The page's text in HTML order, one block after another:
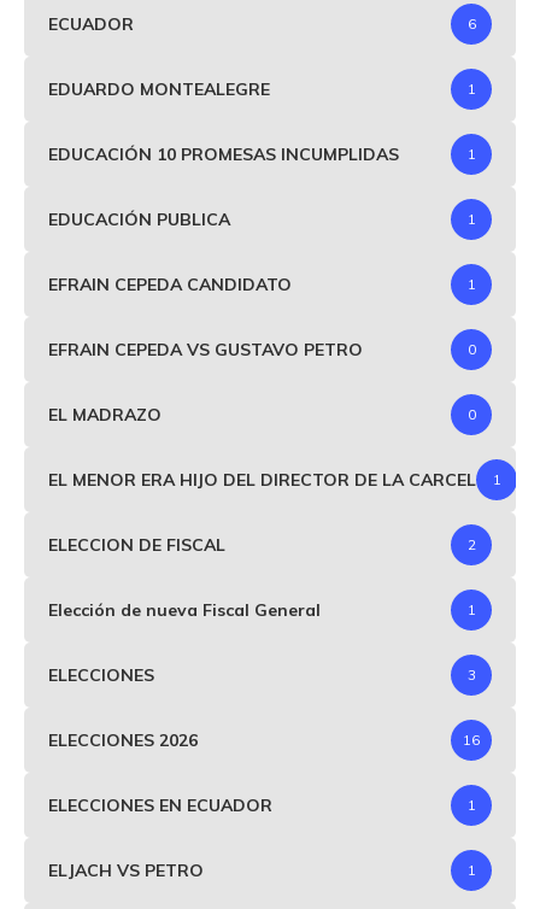
ECUADOR 6
EDUARDO MONTEALEGRE 1
EDUCACIÓN 10 PROMESAS INCUMPLIDAS 1
EDUCACIÓN PUBLICA 1
EFRAIN CEPEDA CANDIDATO 1
EFRAIN CEPEDA VS GUSTAVO PETRO 0
EL MADRAZO 0
EL MENOR ERA HIJO DEL DIRECTOR DE LA CARCEL 1
ELECCION DE FISCAL 2
Elección de nueva Fiscal General 1
ELECCIONES 3
ELECCIONES 2026 16
ELECCIONES EN ECUADOR 1
ELJACH VS PETRO 1